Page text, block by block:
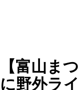
【富山ま
に野外ラ